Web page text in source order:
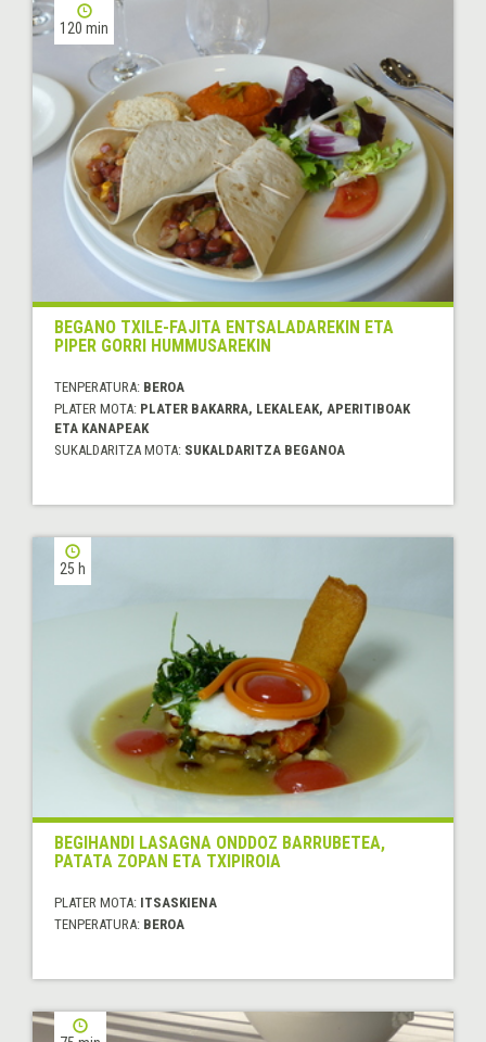
120 min
BEGANO TXILE-FAJITA ENTSALADAREKIN ETA
PIPER GORRI HUMMUSAREKIN
TENPERATURA: BEROA
PLATER MOTA: PLATER BAKARRA, LEKALEAK, APERITIBOAK
ETA KANAPEAK
SUKALDARITZA MOTA: SUKALDARITZA BEGANOA
25 h
BEGIHANDI LASAGNA ONDDOZ BARRUBETEA,
PATATA ZOPAN ETA TXIPIROIA
PLATER MOTA: ITSASKIENA
TENPERATURA: BEROA